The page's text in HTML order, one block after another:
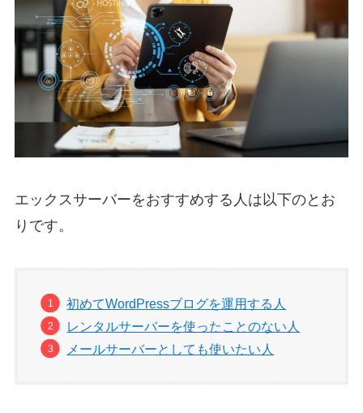
エックスサーバーをおすすめする人は以下のとお
りです。
初めてWordPressブログを運用する人
レンタルサーバーを使ったことのない人
メールサーバーとしても使いたい人